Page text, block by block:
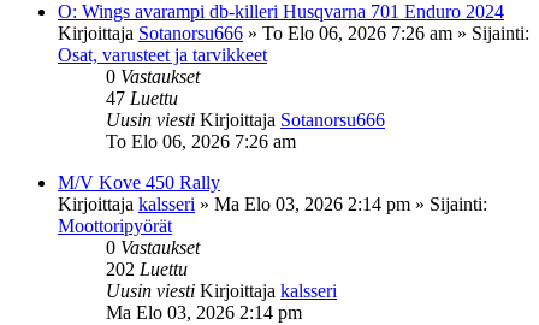
O: Wings avarampi db-killeri Husqvarna 701 Enduro 2024
Kirjoittaja Sotanorsu666 » To Elo 06, 2026 7:26 am » Sijainti:
Osat, varusteet ja tarvikkeet
0 Vastaukset
47 Luettu
Uusin viesti Kirjoittaja Sotanorsu666
To Elo 06, 2026 7:26 am
M/V Kove 450 Rally
Kirjoittaja kalsseri » Ma Elo 03, 2026 2:14 pm » Sijainti:
Moottoripyörät
0 Vastaukset
202 Luettu
Uusin viesti Kirjoittaja kalsseri
Ma Elo 03, 2026 2:14 pm